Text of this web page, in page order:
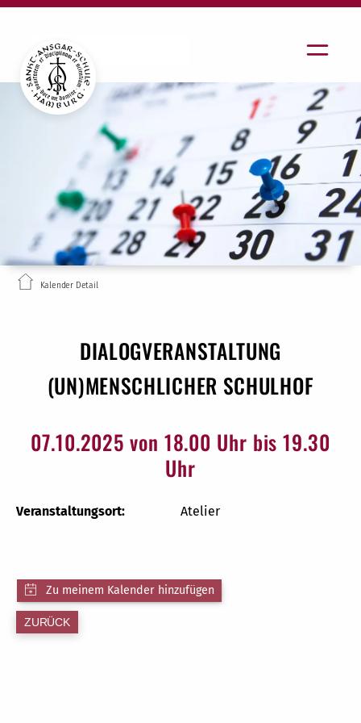
Kalender Detail
DIALOGVERANSTALTUNG
(UN)MENSCHLICHER SCHULHOF
07.10.2025 von 18.00 Uhr bis 19.30
Uhr
Veranstaltungsort: Atelier
ZURÜCK